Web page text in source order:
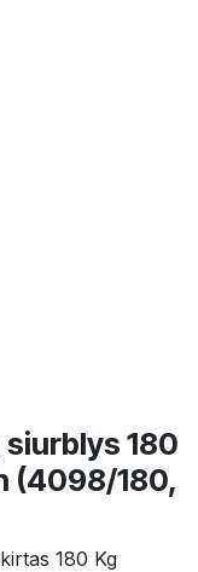
180
(4098/180,
180 Kg